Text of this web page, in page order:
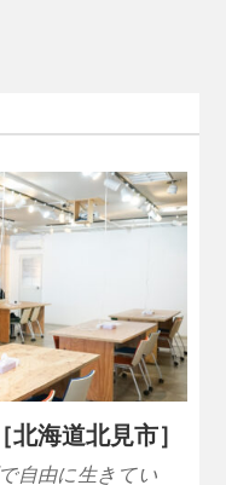
海道北見市］
自由に生きてい